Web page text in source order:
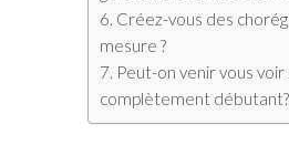
Créez-vous des
mesure ?
Peut-on venir vous voir
complètement débutant?